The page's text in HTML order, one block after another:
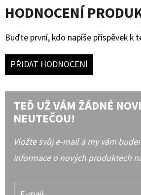
HODNOCENÍ
Buďte první, kdo napíše příspěvek k
PŘIDAT HODNOCENÍ
TEĎ UŽ VÁM ŽÁDNÉ
NEUTEČOU!
Vložte svůj e-mail a my vám
informace o nových produktech